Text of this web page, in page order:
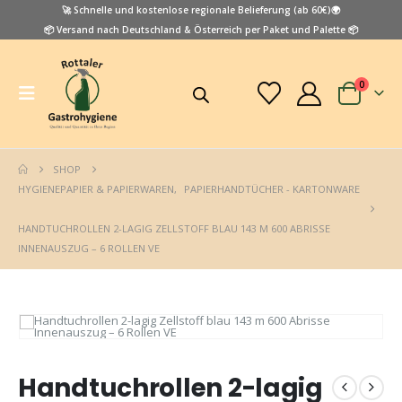
🚀 Schnelle und kostenlose regionale Belieferung (ab 60€)🌍
📦 Versand nach Deutschland & Österreich per Paket und Palette 📦
0
SHOP
HYGIENEPAPIER & PAPIERWAREN, PAPIERHANDTÜCHER - KARTONWARE
HANDTUCHROLLEN 2-LAGIG ZELLSTOFF BLAU 143 M 600 ABRISSE
INNENAUSZUG – 6 ROLLEN VE
Handtuchrollen 2-lagig